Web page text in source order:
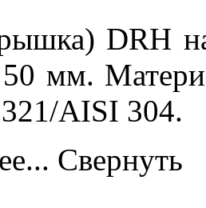
DRH
мм.
AISI 304.
Свернуть